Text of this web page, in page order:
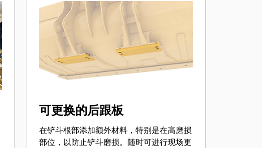
可更换的后跟板
在铲斗根部添加额外材料，特别是在高磨损
部位，以防止铲斗磨损。随时可进行现场更